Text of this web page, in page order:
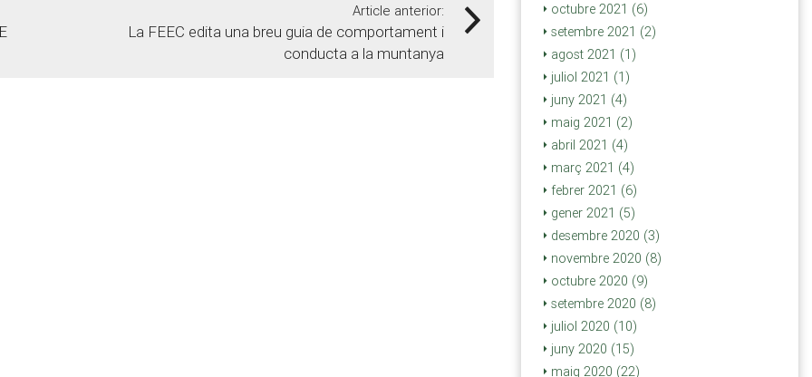
Article anterior:
La FEEC edita una breu guia de comportament i
conducta a la muntanya
octubre 2021 (6)
setembre 2021 (2)
agost 2021 (1)
juliol 2021 (1)
juny 2021 (4)
maig 2021 (2)
abril 2021 (4)
març 2021 (4)
febrer 2021 (6)
gener 2021 (5)
desembre 2020 (3)
novembre 2020 (8)
octubre 2020 (9)
setembre 2020 (8)
juliol 2020 (10)
juny 2020 (15)
maig 2020 (22)